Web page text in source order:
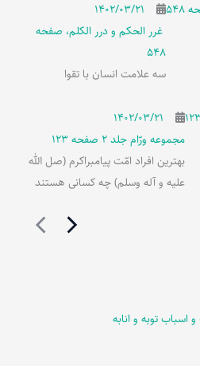
۱۴۰۲/۰۳/۲۱
غرر الحکم و درر الکلم، صفحه
548
سه علامت انسان با تقوا
۱۴۰۲/۰۳/۲۱
مجموعه ورّام جلد 2 صفحه 123
بهترین افراد امّت پیامبراکرم (صل الله
علیه و آله وسلم) چه کسانی هستند